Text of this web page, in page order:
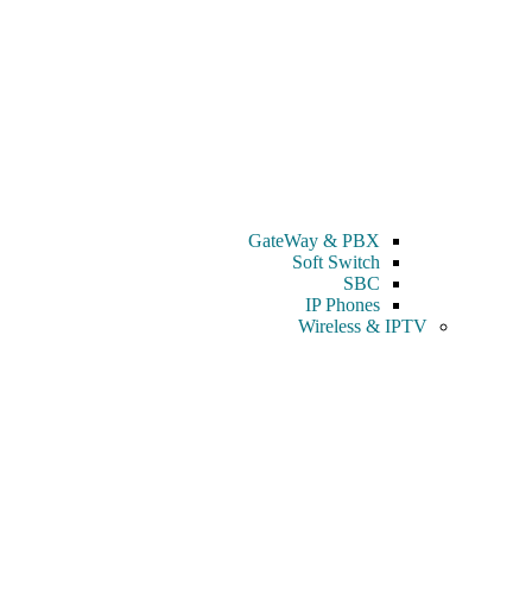
GateWay & PBX
Soft Switch
SBC
IP Phones
Wireless & IPTV